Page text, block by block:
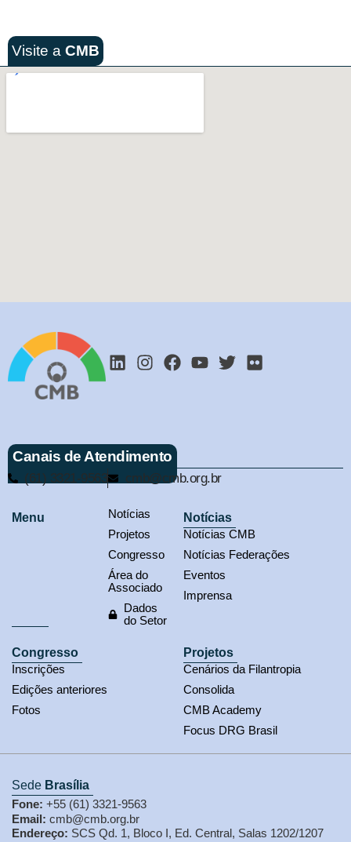
Visite a CMB
Canais de Atendimento
(61) 3321-9563 cmb@cmb.org.br
Menu
Notícias
Projetos
Congresso
Área do
Associado
Dados
do Setor
Notícias
Notícias CMB
Notícias Federações
Eventos
Imprensa
Congresso
Inscrições
Edições anteriores
Fotos
Projetos
Cenários da Filantropia
Consolida
CMB Academy
Focus DRG Brasil
Sede Brasília
Fone: +55 (61) 3321-9563
Email: cmb@cmb.org.br
Endereço: SCS Qd. 1, Bloco I, Ed. Central, Salas 1202/1207